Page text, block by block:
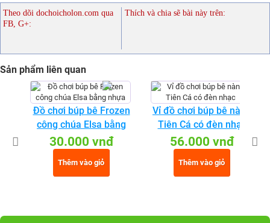
Theo dõi dochoicholon.com qua
FB, G+:
Thích và chia sẽ bài này trên:
Sản phẩm liên quan
Đồ chơi búp bê Frozen
công chúa Elsa bằng
nhựa
30.000 vnđ
Thêm vào giỏ
Vỉ đồ chơi búp bê nàng
Tiên Cá có đèn nhạc
56.000 vnđ
Thêm vào giỏ